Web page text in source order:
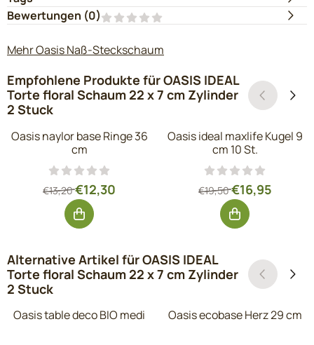
Bewertungen (0)
Mehr Oasis Naß-Steckschaum
Empfohlene Produkte fürOASIS IDEAL
Torte floral Schaum 22 x 7 cm Zylinder
2 Stuck
Oasis naylor base Ringe 36
cm
Von 13,20 für 12,30, ohne MwSt.: 10,17
€13,20€12,30
Oasis ideal maxlife Kugel 9
cm 10 St.
Von 19,50 für
€19,50€16,95
Alternative Artikel fürOASIS IDEAL
Torte floral Schaum 22 x 7 cm Zylinder
2 Stuck
Oasis table deco BIO medi Oasis ecobase Herz 29 cm